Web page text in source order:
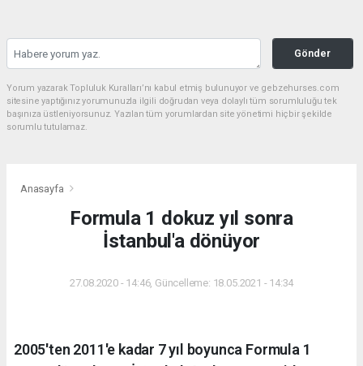
Gönder
Yorum yazarak Topluluk Kuralları’nı kabul etmiş bulunuyor ve gebzehurses.com
sitesine yaptığınız yorumunuzla ilgili doğrudan veya dolaylı tüm sorumluluğu tek
başınıza üstleniyorsunuz. Yazılan tüm yorumlardan site yönetimi hiçbir şekilde
sorumlu tutulamaz.
Anasayfa
Formula 1 dokuz yıl sonra
İstanbul'a dönüyor
27.08.2020 - 14:46, Güncelleme: 18.05.2021 - 14:34
2005'ten 2011'e kadar 7 yıl boyunca Formula 1